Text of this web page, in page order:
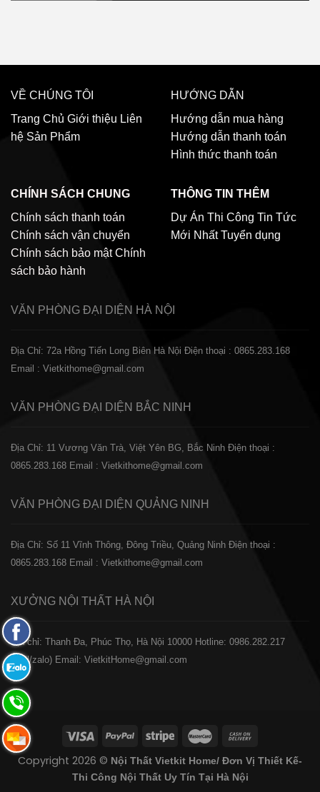
VỀ CHÚNG TÔI
Trang Chủ Giới thiệu Liên
hệ Sản Phẩm
HƯỚNG DẪN
Hướng dẫn mua hàng
Hướng dẫn thanh toán
Hình thức thanh toán
CHÍNH SÁCH CHUNG
Chính sách thanh toán
Chính sách vận chuyển
Chính sách bảo mật Chính
sách bảo hành
THÔNG TIN THÊM
Dự Án Thi Công Tin Tức
Mới Nhất Tuyển dụng
VĂN PHÒNG ĐẠI DIỆN HÀ NỘI
Địa Chỉ: 72a Hồng Tiến Long Biên Hà Nội Điện thoại : 0865.283.168
Email : Vietkithome@gmail.com
VĂN PHÒNG ĐẠI DIỆN BẮC NINH
Địa Chỉ: 11 Vương Văn Trà, Việt Yên BG, Bắc Ninh Điện thoại :
0865.283.168 Email : Vietkithome@gmail.com
VĂN PHÒNG ĐẠI DIỆN QUẢNG NINH
Địa Chỉ: Số 11 Vĩnh Thông, Đông Triều, Quảng Ninh Điện thoại :
0865.283.168 Email : Vietkithome@gmail.com
XƯỞNG NỘI THẤT HÀ NỘI
️Địa chỉ: Thanh Đa, Phúc Thọ, Hà Nội 10000 Hotline: 0986.282.217
(Call/zalo) Email: VietkitHome@gmail.com
Copyright 2026 © Nội Thất Vietkit Home/ Đơn Vị Thiết Kế-
Thi Công Nội Thất Uy Tín Tại Hà Nội
Fanpage
Facebook
Zalo:
0865.283.168
Hotline:
0865.283.168
Hotline:
0865.283.168